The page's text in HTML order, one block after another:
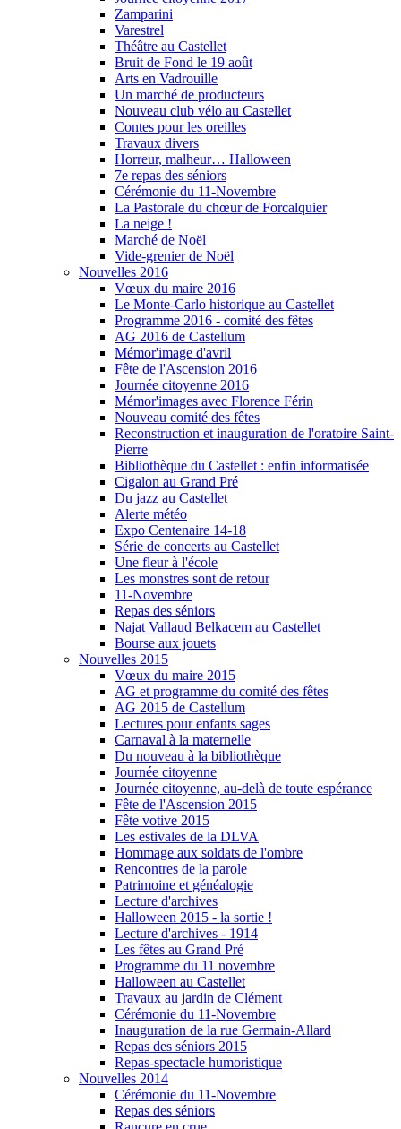
Zamparini
Varestrel
Théâtre au Castellet
Bruit de Fond le 19 août
Arts en Vadrouille
Un marché de producteurs
Nouveau club vélo au Castellet
Contes pour les oreilles
Travaux divers
Horreur, malheur… Halloween
7e repas des séniors
Cérémonie du 11-Novembre
La Pastorale du chœur de Forcalquier
La neige !
Marché de Noël
Vide-grenier de Noël
Nouvelles 2016
Vœux du maire 2016
Le Monte-Carlo historique au Castellet
Programme 2016 - comité des fêtes
AG 2016 de Castellum
Mémor'image d'avril
Fête de l'Ascension 2016
Journée citoyenne 2016
Mémor'images avec Florence Férin
Nouveau comité des fêtes
Reconstruction et inauguration de l'oratoire Saint-
Pierre
Bibliothèque du Castellet : enfin informatisée
Cigalon au Grand Pré
Du jazz au Castellet
Alerte météo
Expo Centenaire 14-18
Série de concerts au Castellet
Une fleur à l'école
Les monstres sont de retour
11-Novembre
Repas des séniors
Najat Vallaud Belkacem au Castellet
Bourse aux jouets
Nouvelles 2015
Vœux du maire 2015
AG et programme du comité des fêtes
AG 2015 de Castellum
Lectures pour enfants sages
Carnaval à la maternelle
Du nouveau à la bibliothèque
Journée citoyenne
Journée citoyenne, au-delà de toute espérance
Fête de l'Ascension 2015
Fête votive 2015
Les estivales de la DLVA
Hommage aux soldats de l'ombre
Rencontres de la parole
Patrimoine et généalogie
Lecture d'archives
Halloween 2015 - la sortie !
Lecture d'archives - 1914
Les fêtes au Grand Pré
Programme du 11 novembre
Halloween au Castellet
Travaux au jardin de Clément
Cérémonie du 11-Novembre
Inauguration de la rue Germain-Allard
Repas des séniors 2015
Repas-spectacle humoristique
Nouvelles 2014
Cérémonie du 11-Novembre
Repas des séniors